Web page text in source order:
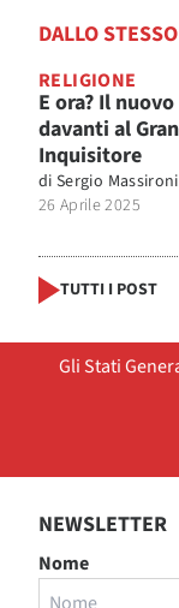
DALLO
RELIGIONE
E ora? Il nuovo
davanti al
Inquisitore
di Sergio Massironi
26 Aprile 2025
TUTTI I POST
Gli Stati
NEWSLETTER
Nome